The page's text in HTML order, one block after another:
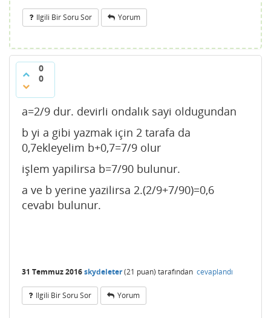
Ilgili Bir Soru Sor Yorum
0
0
a=2/9 dur. devirli ondalık sayi oldugundan
b yi a gibi yazmak için 2 tarafa da
0,7ekleyelim b+0,7=7/9 olur
işlem yapilirsa b=7/90 bulunur.
a ve b yerine yazilirsa 2.(2/9+7/90)=0,6
cevabı bulunur.
31 Temmuz 2016skydeleter(21 puan) tarafından cevaplandı
Ilgili Bir Soru Sor Yorum